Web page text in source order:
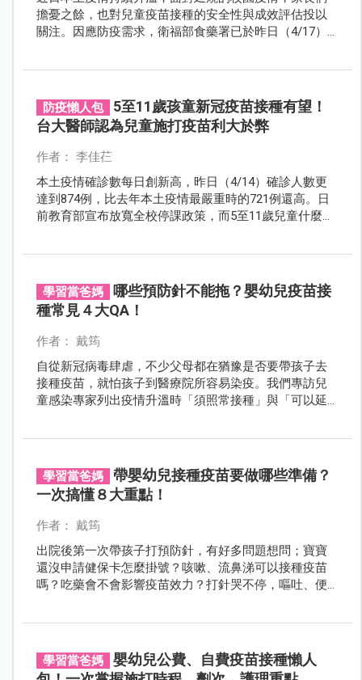
擔憂之餘，也對兒童疫苗接種的安全性與成效評估投以
關注。因應防疫需求，衛福部食藥署已於昨日（4/17）
防疫懶人包
5至11歲孩童新冠疫苗接種有望！
台大醫師認為兒童施打疫苗利大於弊
作者： 李佳芢
本土疫情確診數每日創新高，昨日（4/14）確診人數更
達到874例，比去年本土疫情最嚴重時的721例還高。日
前教育部宣布放寬全校停課政策，而5至11歲兒童什麼時
學習當爸媽
哪些預防針不能拖？嬰幼兒疫苗接
種常見４大QA！
作者： 戴筠
自從新冠病毒肆虐，不少父母都在猶豫是否要帶孩子去
接種疫苗，就怕孩子到醫療院所容易染疫。我們專訪兒
童感染專家列出疫情升溫時「須照常接種」與「可以延
學習當爸媽
帶嬰幼兒接種疫苗要做哪些準備？
一次搞懂８大重點！
作者： 戴筠
出院後第一次帶孩子打預防針，有好多問題想問；寶寶
還沒申請健保卡怎麼掛號？咳嗽、流鼻涕可以接種疫苗
嗎？吃藥會不會影響疫苗效力？打針哭不停，嘔吐、便
學習當爸媽
嬰幼兒公費、自費疫苗接種懶人